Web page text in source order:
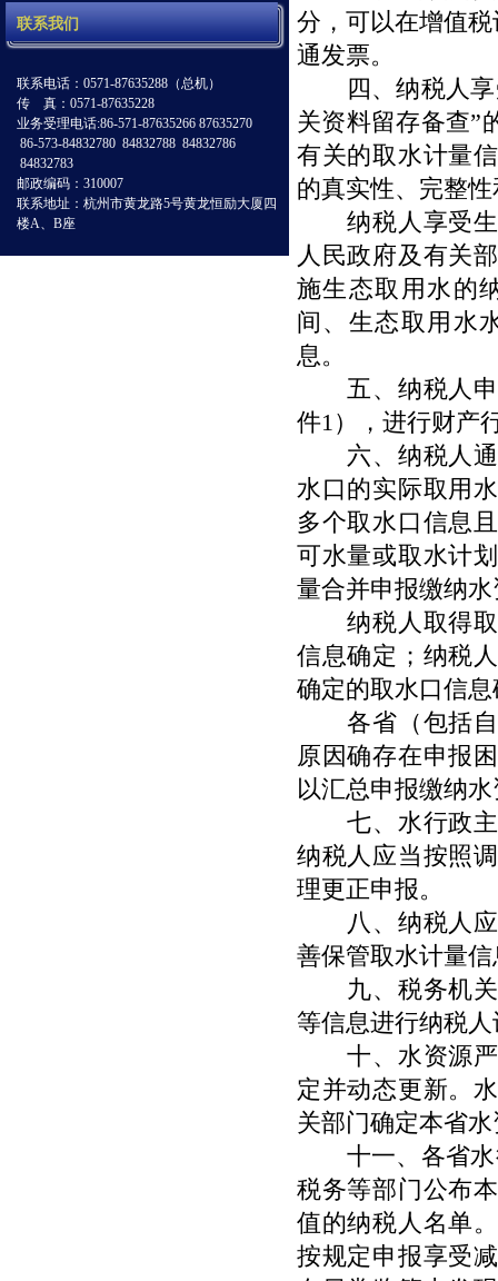
联系我们
联系电话：0571-87635288（总机）
传 真：0571-87635228
业务受理电话:86-571-87635266 87635270
86-573-84832780 84832788 84832786
84832783
邮政编码：310007
联系地址：杭州市黄龙路5号黄龙恒励大厦四
楼A、B座
分，可以在增值
通发票。
四、纳税人享
关资料留存备查”
有关的取水计量
的真实性、完整
纳税人享受生
人民政府及有关
施生态取用水的
间、生态取用水
息。
五、纳税人申
件1 ），进行财产
六、纳税人通
水口的实际取用
多个取水口信息
可水量或取水计
量合并申报缴纳
纳税人取得取
信息确定；纳税
确定的取水口信
各省（包括自
原因确存在申报
以汇总申报缴纳
七、水行政主
纳税人应当按照
理更正申报。
八、纳税人应
善保管取水计量
九、税务机关
等信息进行纳税
十、水资源严
定并动态更新。
关部门确定本省
十一、各省水
税务等部门公布
值的纳税人名单
按规定申报享受